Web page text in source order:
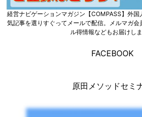
経営ナビゲーションマガジン【COMPASS】外国
気記事を選りすぐってメールで配信。メルマガ
ル得情報などもお届けしま
FACEBOOK
原田メソッドセミ